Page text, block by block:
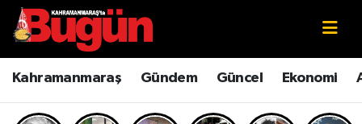
Kahramanmaraş Gündem Güncel Ekonomi
Kahramanmaraş
Kahramanmaraş Sokak Röportajları
Kahramanmaraş Nöbetçi Eczaneler
Kahramanmaraş Hava Durumu